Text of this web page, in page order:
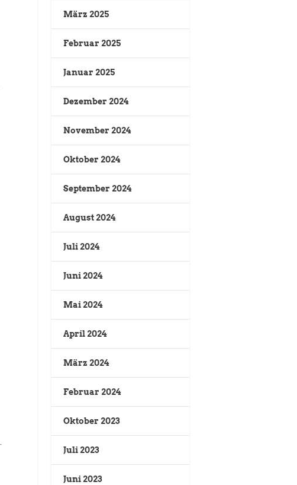
März 2025
Februar 2025
Januar 2025
Dezember 2024
November 2024
Oktober 2024
September 2024
August 2024
Juli 2024
Juni 2024
Mai 2024
April 2024
März 2024
Februar 2024
Oktober 2023
Juli 2023
Juni 2023